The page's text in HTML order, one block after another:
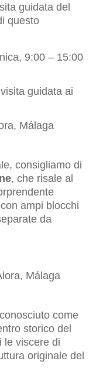
guidata del
questo
9:00 – 15:00
guidata ai
Málaga
consigliamo di
, che risale al
ampi blocchi
da
Málaga
come
storico del
le viscere di
originale del